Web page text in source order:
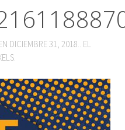
DICIEMBRE 31, 2018.. EL